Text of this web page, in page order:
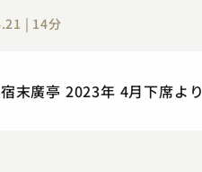
| 14分
末廣亭 2023年 4月下席より